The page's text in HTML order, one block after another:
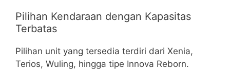
Pilihan Kendaraan dengan Kapasitas
Terbatas
Pilihan unit yang tersedia terdiri dari Xenia,
Terios, Wuling, hingga tipe Innova Reborn.